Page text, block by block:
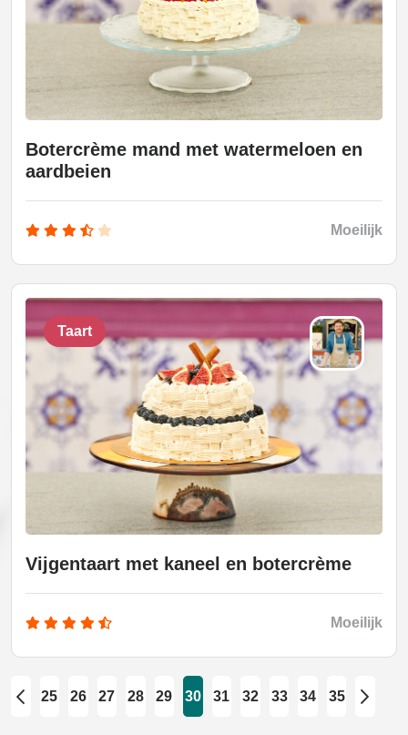
Botercrème mand met watermeloen en
aardbeien
Moeilijk
Taart
Vijgentaart met kaneel en botercrème
Moeilijk
25 26 27 28 29 30 31 32 33 34 35